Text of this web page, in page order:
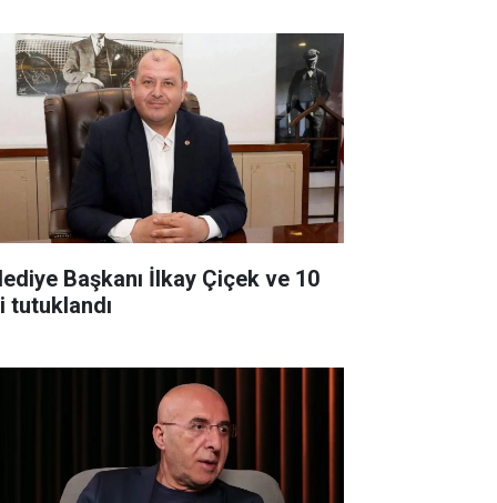
Başkanı İlkay Çiçek ve 10
tutuklandı